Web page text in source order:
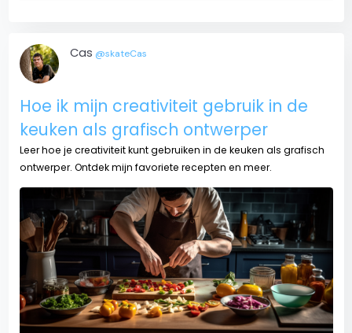
Cas @skateCas
Hoe ik mijn creativiteit gebruik in de
keuken als grafisch ontwerper
Leer hoe je creativiteit kunt gebruiken in de keuken als grafisch
ontwerper. Ontdek mijn favoriete recepten en meer.